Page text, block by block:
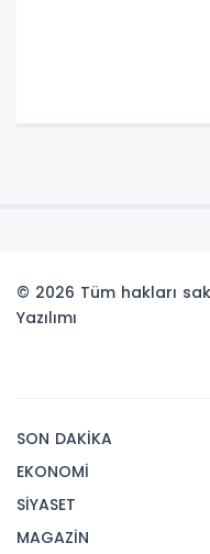
© 2026 Tüm hakları
Yazılımı
SON DAKİKA
EKONOMİ
SİYASET
MAGAZİN